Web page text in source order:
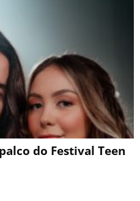
do Festival Teen